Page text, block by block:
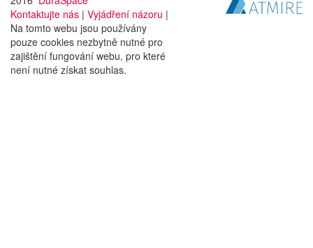
Kontaktujte nás | Vyjádření názoru |
Na tomto webu jsou používány
pouze cookies nezbytně nutné pro
zajištění fungování webu, pro které
není nutné získat souhlas.